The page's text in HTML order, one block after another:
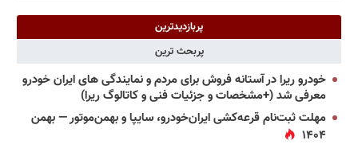
پربازدیدترین
پربحث ترین
خودرو ریرا در آستانه فروش برای مردم و نمایندگی های ایران خودرو
معرفی شد (+مشخصات و جزئیات فنی و کاتالوگ ریرا)
مهلت ثبت‌نام قرعه‌کشی ایران‌خودرو، سایپا و بهمن‌موتور — بهمن
۱۴۰۴